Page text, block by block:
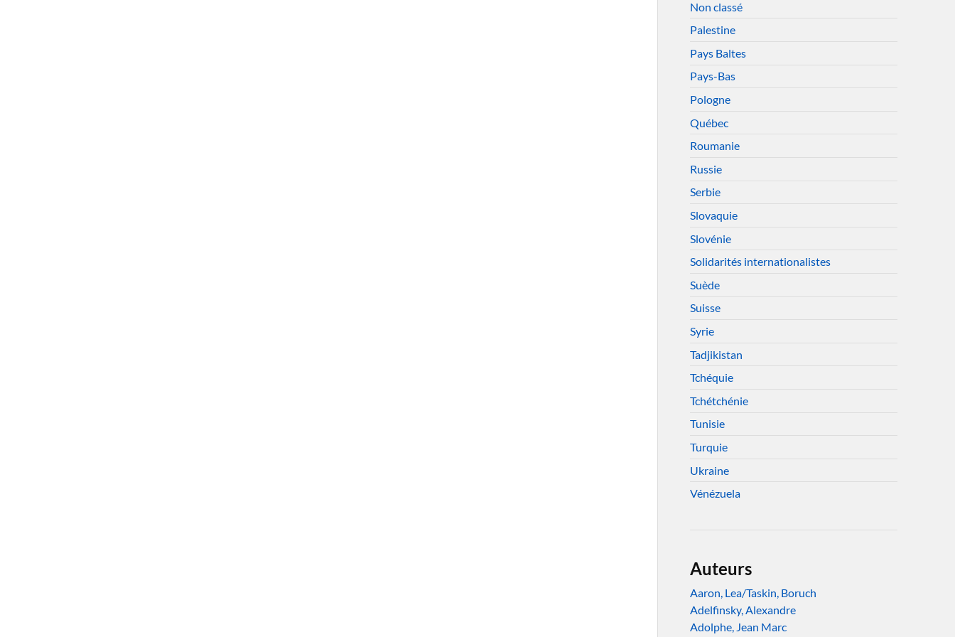
Non classé
Palestine
Pays Baltes
Pays-Bas
Pologne
Québec
Roumanie
Russie
Serbie
Slovaquie
Slovénie
Solidarités internationalistes
Suède
Suisse
Syrie
Tadjikistan
Tchéquie
Tchétchénie
Tunisie
Turquie
Ukraine
Vénézuela
Auteurs
Aaron, Lea/Taskin, Boruch
Adelfinsky, Alexandre
Adolphe, Jean Marc